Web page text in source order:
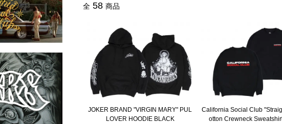
全 58 商品
JOKER BRAND "VIRGIN MARY" PUL
LOVER HOODIE BLACK
California Social Club
otton Crewneck